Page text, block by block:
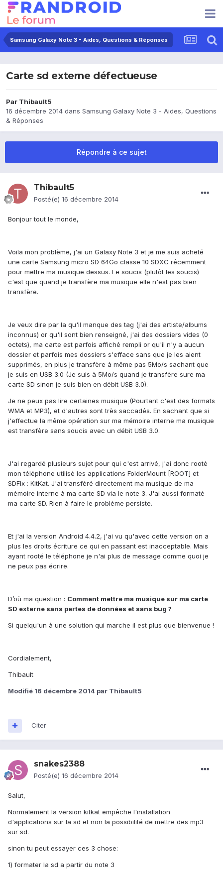
Samsung Galaxy Note 3 - Aides, Questions & Réponses
Carte sd externe défectueuse
Par Thibault5
16 décembre 2014 dans Samsung Galaxy Note 3 - Aides, Questions
& Réponses
Répondre à ce sujet
Thibault5
Posté(e) 16 décembre 2014
Bonjour tout le monde,
Voila mon problème, j'ai un Galaxy Note 3 et je me suis acheté
une carte Samsung micro SD 64Go classe 10 SDXC récemment
pour mettre ma musique dessus. Le soucis (plutôt les soucis)
c'est que quand je transfère ma musique elle n'est pas bien
transfère.
Je veux dire par la qu'il manque des tag (j'ai des artiste/albums
inconnus) or qu'il sont bien renseigné, j'ai des dossiers vides (0
octets), ma carte est parfois affiché rempli or qu'il n'y a aucun
dossier et parfois mes dossiers s'efface sans que je les aient
supprimés, en plus je transfère à même pas 5Mo/s sachant que
je suis en USB 3.0 (Je suis à 5Mo/s quand je transfère sure ma
carte SD sinon je suis bien en débit USB 3.0).
Je ne peux pas lire certaines musique (Pourtant c'est des formats
WMA et MP3), et d'autres sont très saccadés. En sachant que si
j'effectue la même opération sur ma mémoire interne ma musique
est transfère sans soucis avec un débit USB 3.0.
J'ai regardé plusieurs sujet pour qui c'est arrivé, j'ai donc rooté
mon téléphone utilisé les applications FolderMount [ROOT] et
SDFIx : KitKat. J'ai transféré directement ma musique de ma
mémoire interne à ma carte SD via le note 3. J'ai aussi formaté
ma carte SD. Rien à faire le problème persiste.
Et j'ai la version Android 4.4.2, j'ai vu qu'avec cette version on a
plus les droits écriture ce qui en passant est inacceptable. Mais
ayant rooté le téléphone je n'ai plus de message comme quoi je
ne peux pas écrire.
D’où ma question : Comment mettre ma musique sur ma carte
SD externe sans pertes de données et sans bug ?
Si quelqu'un à une solution qui marche il est plus que bienvenue !
Cordialement,
Thibault
Modifié 16 décembre 2014 par Thibault5
Citer
snakes2388
Posté(e) 16 décembre 2014
Salut,
Normalement la version kitkat empêche l'installation
d'applications sur la sd et non la possibilité de mettre des mp3
sur sd.
sinon tu peut essayer ces 3 chose:
1) formater la sd a partir du note 3